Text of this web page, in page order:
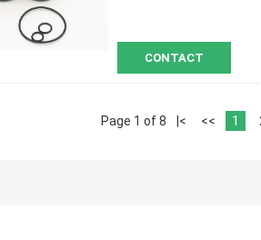
CONTACT
Page 1 of 8 |< << 1